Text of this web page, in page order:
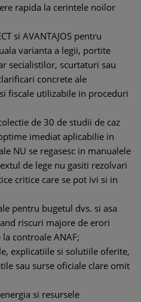
rapida la cerintele noilor
si AVANTAJOS pentru
varianta a legii, portite
secialistilor, scurtaturi sau
concrete ale
fiscale utilizabile in proceduri
de 30 de studii de caz
imediat aplicabilie in
NU se regasesc in manualele
de lege nu gasiti rezolvari
critice care se pot ivi si in
pentru bugetul dvs. si asa
riscuri majore de erori
controale ANAF;
explicatiile si solutiile oferite,
sau surse oficiale clare omit
si resursele